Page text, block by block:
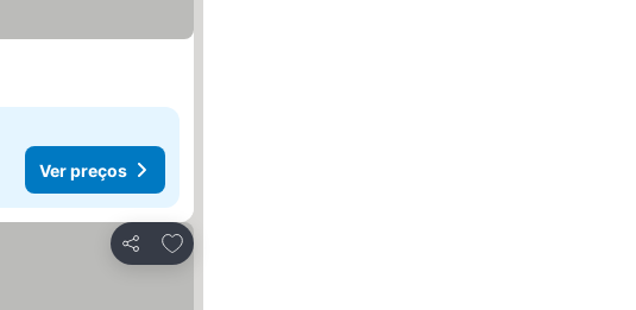
Ver preços
Partilhar
Adicionar aos favoritos